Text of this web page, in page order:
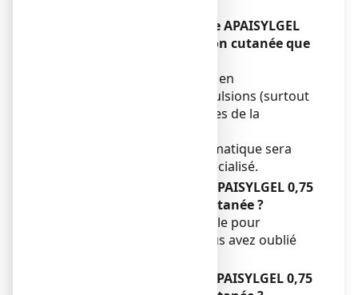
Si vous avez utilisé plus de APAISYLGEL
0,75 %, gel pour application cutanée que
Signes d'un surdosage en
prométhazine : convulsions (surtout
chez l'enfant), troubles de la
Un traitement symptomatique sera
institué en milieu spécialisé.
Si vous oubliez d’utiliser APAISYLGEL 0,75
%, gel pour application cutanée ?
N’utilisez pas de dose double pour
compenser la dose que vous avez oublié
Si vous arrêtez d’utiliser APAISYLGEL 0,75